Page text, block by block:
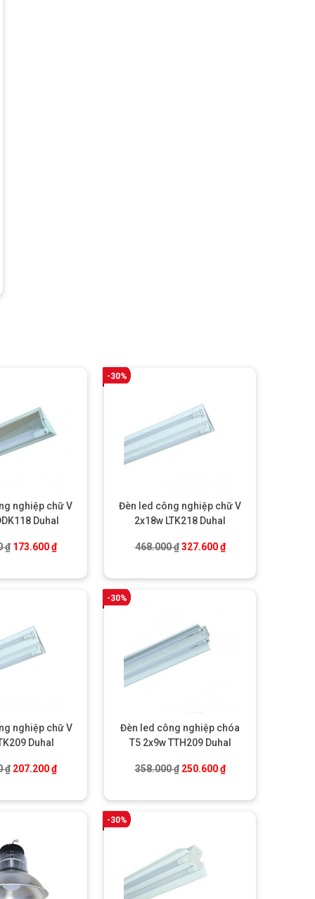
nghiệp chữ V
Duhal
₫ Giá gốc là: 248.000 ₫.
173.600₫Giá hiện tại là: 173.600 ₫.
-30%
Đèn led công nghiệp chữ V
2x18w LTK218 Duhal
468.000₫ Giá gốc là: 468.000 ₫.
327.600₫Giá hiện tại là:
nghiệp chữ V
Duhal
₫ Giá gốc là: 296.000 ₫.
207.200₫Giá hiện tại là: 207.200 ₫.
-30%
Đèn led công nghiệp chóa
T5 2x9w TTH209 Duhal
358.000₫ Giá gốc là: 358.000 ₫.
250.600₫Giá hiện tại là:
-30%